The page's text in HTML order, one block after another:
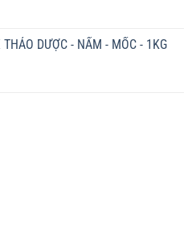
THẢO DƯỢC - NẤM - MỐC - 1KG